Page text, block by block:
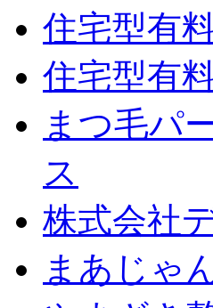
住宅型有
住宅型有
まつ毛パ
ス
株式会社
まあじゃ